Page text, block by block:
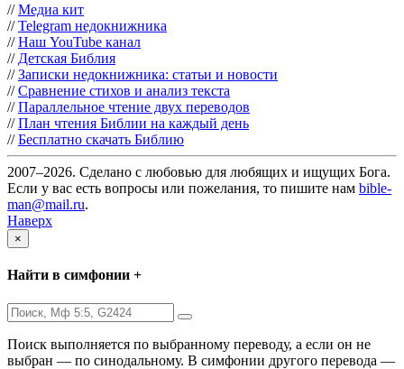
// Медиа кит
// Telegram недокнижника
// Наш YouTube канал
// Детская Библия
// Записки недокнижника: статьи и новости
// Сравнение стихов и анализ текста
// Параллельное чтение двух переводов
// План чтения Библии на каждый день
// Бесплатно скачать Библию
2007–2026. Сделано с любовью для любящих и ищущих Бога.
Если у вас есть вопросы или пожелания, то пишите нам bible-
man@mail.ru.
Наверх
×
Найти в симфонии +
Поиск выполняется по выбранному переводу, а если он не
выбран — по синодальному. В симфонии другого перевода —